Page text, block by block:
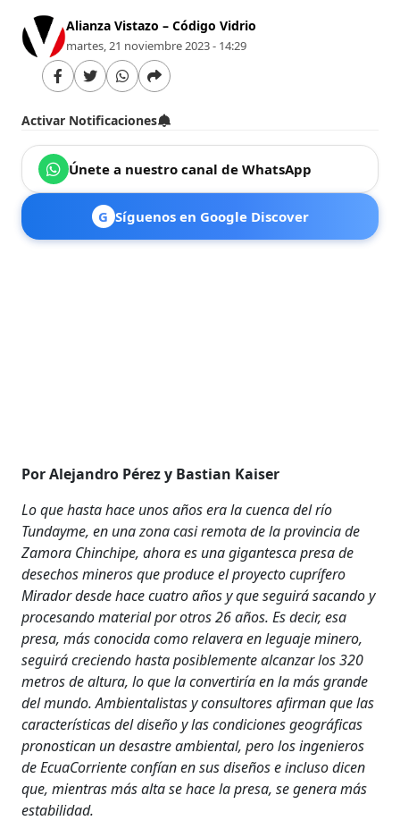
Alianza Vistazo – Código Vidrio
martes, 21 noviembre 2023 - 14:29
Activar Notificaciones
Únete a nuestro canal de WhatsApp
G Síguenos en Google Discover
Por Alejandro Pérez y Bastian Kaiser
Lo que hasta hace unos años era la cuenca del río
Tundayme, en una zona casi remota de la provincia de
Zamora Chinchipe, ahora es una gigantesca presa de
desechos mineros que produce el proyecto cuprífero
Mirador desde hace cuatro años y que seguirá sacando y
procesando material por otros 26 años. Es decir, esa
presa, más conocida como relavera en leguaje minero,
seguirá creciendo hasta posiblemente alcanzar los 320
metros de altura, lo que la convertiría en la más grande
del mundo. Ambientalistas y consultores afirman que las
características del diseño y las condiciones geográficas
pronostican un desastre ambiental, pero los ingenieros
de EcuaCorriente confían en sus diseños e incluso dicen
que, mientras más alta se hace la presa, se genera más
estabilidad.